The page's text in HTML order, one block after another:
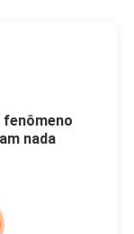
fenômeno
nada